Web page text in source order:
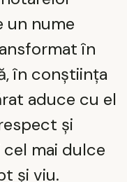
un nume
în
în conștiința
aduce cu el
și
mai dulce
și viu.